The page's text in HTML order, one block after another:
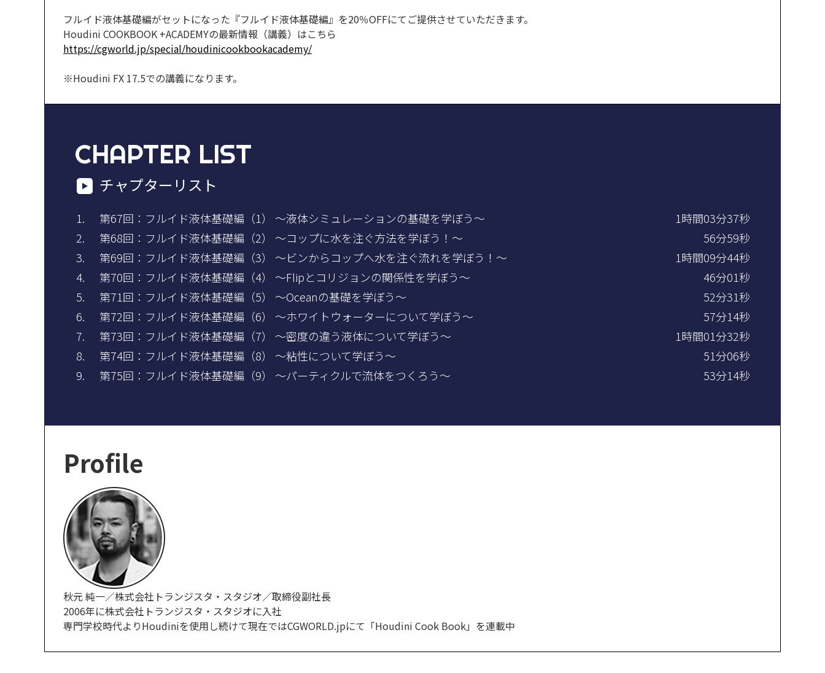
フルイド液体基礎編がセットになった『フルイド液体基礎編』を20％OFFにてご提供させていただきます。
Houdini COOKBOOK +ACADEMYの最新情報（講義）はこちら
https://cgworld.jp/special/houdinicookbookacademy/
※Houdini FX 17.5での講義になります。
CHAPTER LIST
チャプターリスト
第67回：フルイド液体基礎編（1） ～液体シミュレーションの基礎を学ぼう～
1時間03分37秒
第68回：フルイド液体基礎編（2） ～コップに水を注ぐ方法を学ぼう！～
56分59秒
第69回：フルイド液体基礎編（3） ～ビンからコップへ水を注ぐ流れを学ぼう！～
1時間09分44秒
第70回：フルイド液体基礎編（4） ～Flipとコリジョンの関係性を学ぼう～
46分01秒
第71回：フルイド液体基礎編（5） ～Oceanの基礎を学ぼう～
52分31秒
第72回：フルイド液体基礎編（6） ～ホワイトウォーターについて学ぼう～
57分14秒
第73回：フルイド液体基礎編（7） ～密度の違う液体について学ぼう～
1時間01分32秒
第74回：フルイド液体基礎編（8） ～粘性について学ぼう～
51分06秒
第75回：フルイド液体基礎編（9） ～パーティクルで流体をつくろう～
53分14秒
Profile
秋元 純一／株式会社トランジスタ・スタジオ／取締役副社長
2006年に株式会社トランジスタ・スタジオに入社
専門学校時代よりHoudiniを使用し続けて現在ではCGWORLD.jpにて「Houdini Cook Book」を連載中